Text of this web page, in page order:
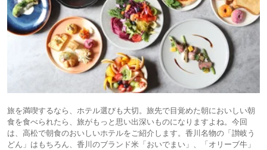
旅を満喫するなら、ホテル選びも大切。旅先で目覚めた朝においしい朝
食を食べられたら、旅がもっと思い出深いものになりますよね。今回
は、高松で朝食のおいしいホテルをご紹介します。香川名物の「讃岐う
どん」はもちろん、香川のブランド米「おいでまい」、「オリーブ牛」